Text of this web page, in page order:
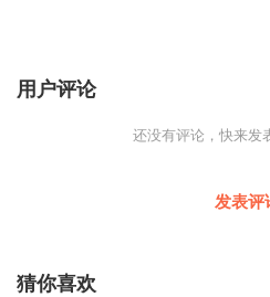
用户评论
还没有评论，快来发
发表评
猜你喜欢